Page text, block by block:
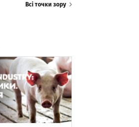
Всі точки зору